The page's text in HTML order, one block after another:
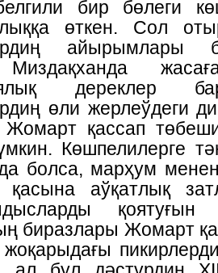
бир бөлеги
өткен. Сол
айырымлары
өли жерлеўдеги
Жомарт қассап
Көшпелилерге
болса, марҳум
қасына аўқатлық
қоятуғын
биразлары Жомарт